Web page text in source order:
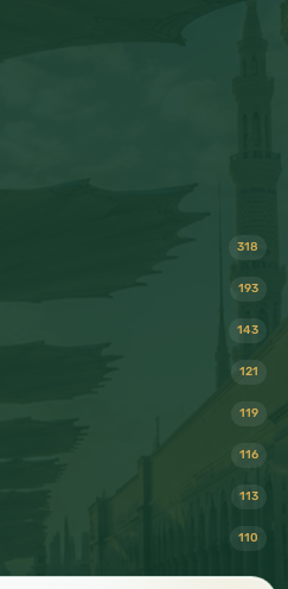
318
193
143
121
119
116
113
110